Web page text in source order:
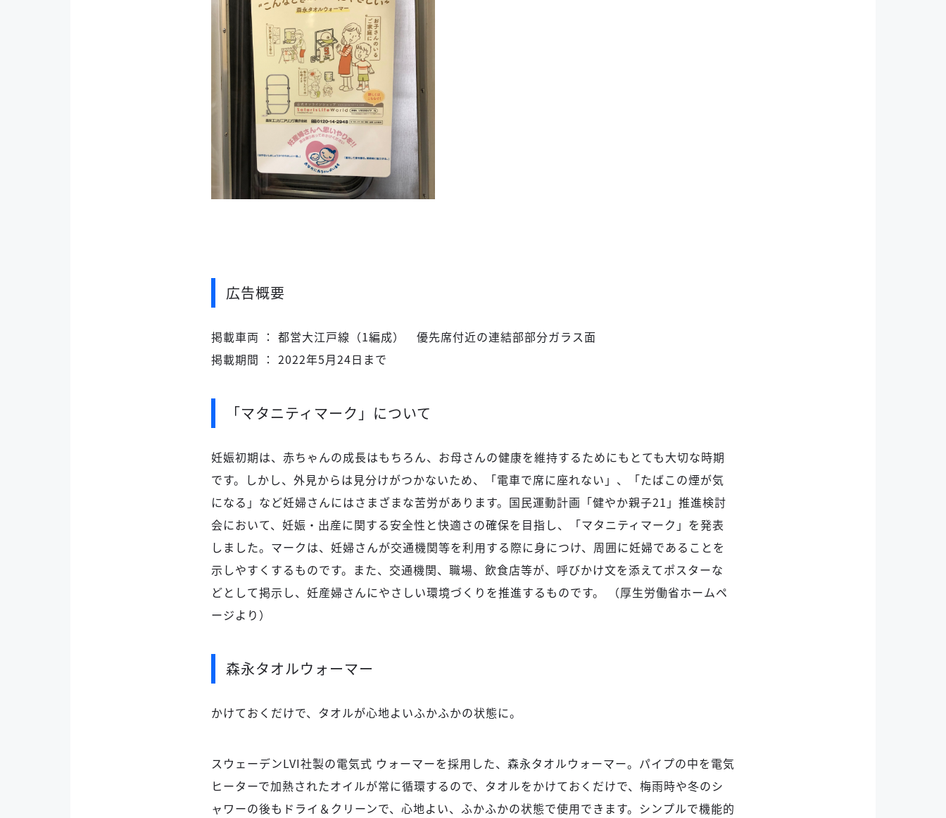
広告概要
掲載車両 ： 都営大江戸線（1編成） 優先席付近の連結部部分ガラス面
掲載期間 ： 2022年5月24日まで
「マタニティマーク」について
妊娠初期は、赤ちゃんの成長はもちろん、お母さんの健康を維持するためにもとても大切な時期
です。しかし、外見からは見分けがつかないため、「電車で席に座れない」、「たばこの煙が気
になる」など妊婦さんにはさまざまな苦労があります。国民運動計画「健やか親子21」推進検討
会において、妊娠・出産に関する安全性と快適さの確保を目指し、「マタニティマーク」を発表
しました。マークは、妊婦さんが交通機関等を利用する際に身につけ、周囲に妊婦であることを
示しやすくするものです。また、交通機関、職場、飲食店等が、呼びかけ文を添えてポスターな
どとして掲示し、妊産婦さんにやさしい環境づくりを推進するものです。 （厚生労働省ホームペ
ージより）
森永タオルウォーマー
かけておくだけで、タオルが心地よいふかふかの状態に。
スウェーデンLVI社製の電気式 ウォーマーを採用した、森永タオルウォーマー。パイプの中を電気
ヒーターで加熱されたオイルが常に循環するので、タオルをかけておくだけで、梅雨時や冬のシ
ャワーの後もドライ＆クリーンで、心地よい、ふかふかの状態で使用できます。シンプルで機能的